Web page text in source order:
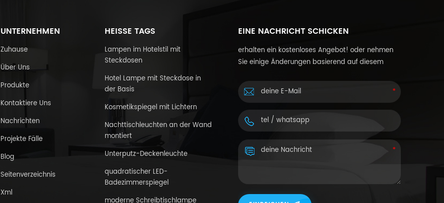
UNTERNEHMEN
Zuhause
Über Uns
Produkte
Kontaktiere Uns
Nachrichten
Projekte Fälle
Blog
Seitenverzeichnis
Xml
HEISSE TAGS
Lampen im Hotelstil mit
Steckdosen
Hotel Lampe mit Steckdose in
der Basis
Kosmetikspiegel mit Lichtern
Nachttischleuchten an der Wand
montiert
Unterputz-Deckenleuchte
quadratischer LED-
Badezimmerspiegel
moderne Schreibtischlampe
EINE NACHRICHT SCHICKEN
erhalten ein kostenloses Angebot! oder nehmen
Sie einige Änderungen basierend auf diesem
an.